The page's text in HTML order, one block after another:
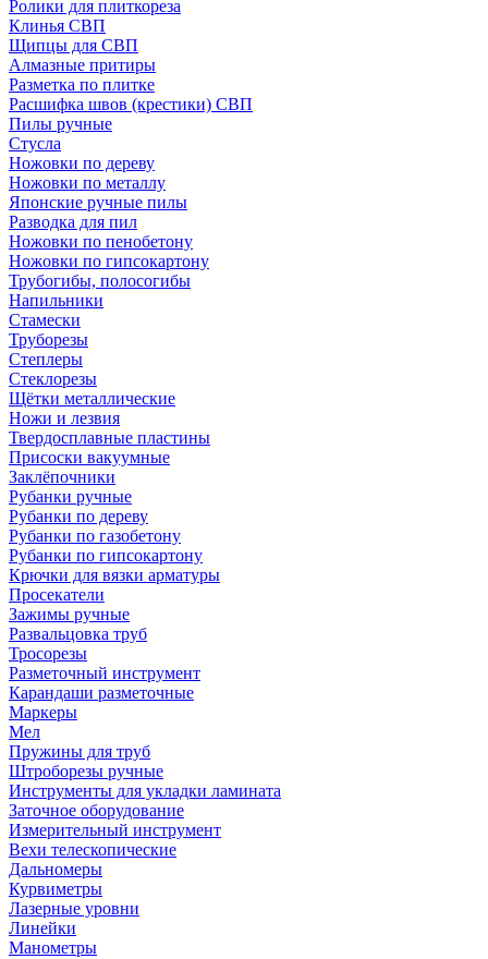
Ролики для плиткореза
Клинья СВП
Щипцы для СВП
Алмазные притиры
Разметка по плитке
Расшифка швов (крестики) СВП
Пилы ручные
Стусла
Ножовки по дереву
Ножовки по металлу
Японские ручные пилы
Разводка для пил
Ножовки по пенобетону
Ножовки по гипсокартону
Трубогибы, полосогибы
Напильники
Стамески
Труборезы
Степлеры
Стеклорезы
Щётки металлические
Ножи и лезвия
Твердосплавные пластины
Присоски вакуумные
Заклёпочники
Рубанки ручные
Рубанки по дереву
Рубанки по газобетону
Рубанки по гипсокартону
Крючки для вязки арматуры
Просекатели
Зажимы ручные
Развальцовка труб
Тросорезы
Разметочный инструмент
Карандаши разметочные
Маркеры
Мел
Пружины для труб
Штроборезы ручные
Инструменты для укладки ламината
Заточное оборудование
Измерительный инструмент
Вехи телескопические
Дальномеры
Курвиметры
Лазерные уровни
Линейки
Манометры